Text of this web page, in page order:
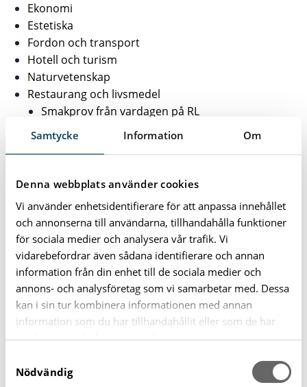
Samtycke Information Om
Denna webbplats använder cookies
Vi använder enhetsidentifierare för att anpassa innehållet
och annonserna till användarna, tillhandahålla funktioner
för sociala medier och analysera vår trafik. Vi
vidarebefordrar även sådana identifierare och annan
information från din enhet till de sociala medier och
annons- och analysföretag som vi samarbetar med. Dessa
kan i sin tur kombinera informationen med annan
information som du har tillhandahållit eller som de har
samlat in när du har använt deras tjänster.
Nödvändig
Ekonomi
Estetiska
Fordon och transport
Hotell och turism
Naturvetenskap
Restaurang och livsmedel
Smakprov från vardagen på RL
Vad säger restaurangbranschen?
Samhällsvetenskap
VVS och fastighet
Introduktionsprogram
Programinriktat val
Språkintroduktion
Yrkesintroduktion
Individuellt alternativ
Anpassad gymnasieskola
Individuella programmet
Hotell, restaurang och bageri